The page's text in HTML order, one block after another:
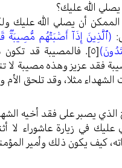
الله عليك؟
أن يصلي الله عليك
(ٱلَّذِينَ إِذَآ أَصَٰبَتۡهُم مُّصِيبَةࣱ
[٥]
. فالمصيبة قد تكون
فقد عزيز وهذه مصيبة لا
الشهداء مثلا، وقد تلحق
الذي يصبر على فقد أخيه
عليك في زيارة عاشوراء لا
كيف يكون ذلك وأمير